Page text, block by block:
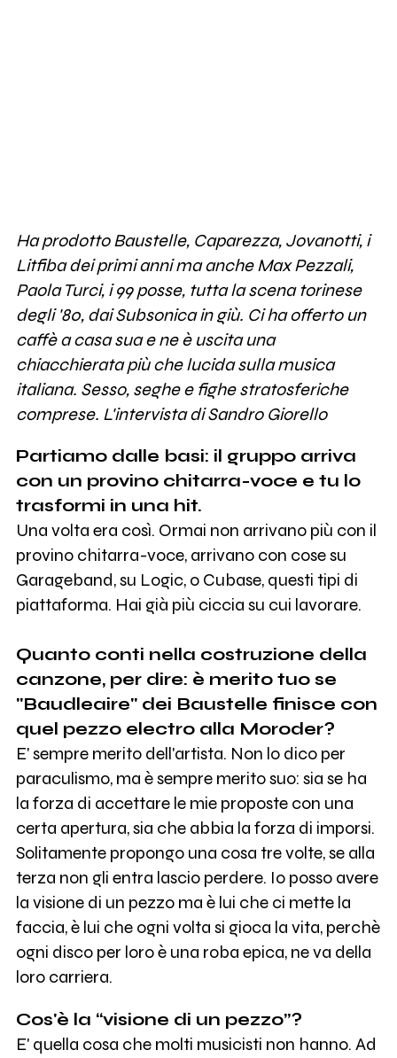
Irene Grandi 0
Max Pezzali 10
Ha prodotto Baustelle, Caparezza, Jovanotti, i
Litfiba dei primi anni ma anche Max Pezzali,
Paola Turci, i 99 posse, tutta la scena torinese
degli '80, dai Subsonica in giù. Ci ha offerto un
caffè a casa sua e ne è uscita una
chiacchierata più che lucida sulla musica
italiana. Sesso, seghe e fighe stratosferiche
comprese. L'intervista di Sandro Giorello
Partiamo dalle basi: il gruppo arriva
con un provino chitarra-voce e tu lo
trasformi in una hit.
Una volta era così. Ormai non arrivano più con il
provino chitarra-voce, arrivano con cose su
Garageband, su Logic, o Cubase, questi tipi di
piattaforma. Hai già più ciccia su cui lavorare.
Quanto conti nella costruzione della
canzone, per dire: è merito tuo se
"Baudleaire" dei Baustelle finisce con
quel pezzo electro alla Moroder?
E' sempre merito dell'artista. Non lo dico per
paraculismo, ma è sempre merito suo: sia se ha
la forza di accettare le mie proposte con una
certa apertura, sia che abbia la forza di imporsi.
Solitamente propongo una cosa tre volte, se alla
terza non gli entra lascio perdere. Io posso avere
la visione di un pezzo ma è lui che ci mette la
faccia, è lui che ogni volta si gioca la vita, perchè
ogni disco per loro è una roba epica, ne va della
loro carriera.
Cos'è la “visione di un pezzo”?
E' quella cosa che molti musicisti non hanno. Ad